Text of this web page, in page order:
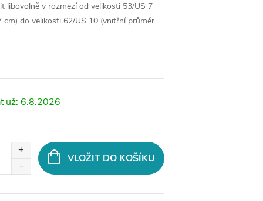
libovolně v rozmezí od velikosti 53/US 7
do velikosti 62/US 10 (vnitřní průměr
6.8.2026
VLOŽIT DO KOŠÍKU